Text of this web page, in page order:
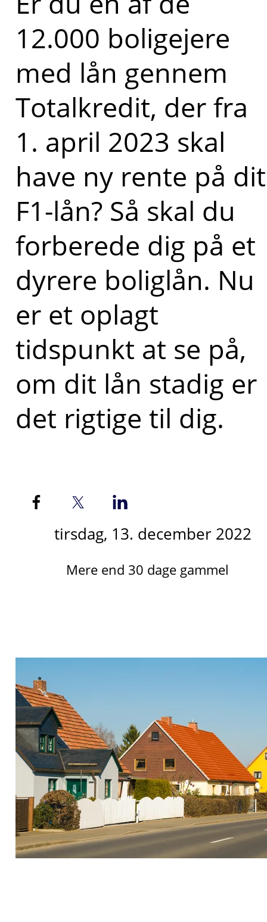
12.000 boligejere
med lån gennem
Totalkredit, der fra
1. april 2023 skal
have ny rente på dit
F1-lån? Så skal du
forberede dig på et
dyrere boliglån. Nu
er et oplagt
tidspunkt at se på,
om dit lån stadig er
det rigtige til dig.
tirsdag, 13. december 2022
Mere end 30 dage gammel